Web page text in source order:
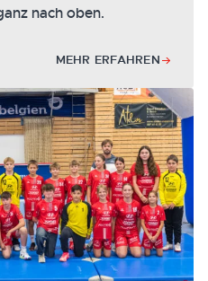
nach oben.
MEHR ERFAHREN